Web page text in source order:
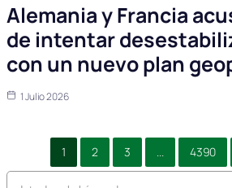
Alemania y Francia
de intentar
con un nuevo plan
1 Julio 2026
1 2 3 ... 4390